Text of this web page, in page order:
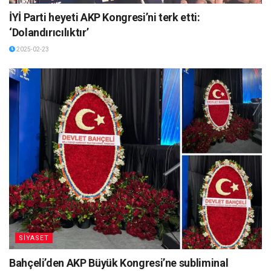
İYİ Parti heyeti AKP Kongresi’ni terk etti:
‘Dolandırıcılıktır’
2025-02-23
SİYASET
Bahçeli’den AKP Büyük Kongresi’ne subliminal